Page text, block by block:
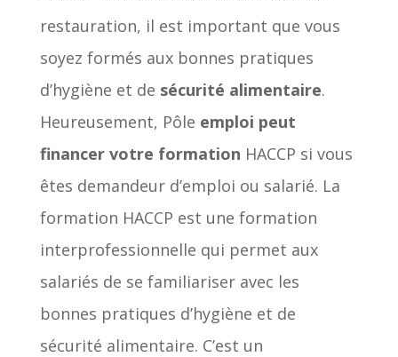
restauration, il est important que vous
soyez formés aux bonnes pratiques
d’hygiène et de sécurité alimentaire.
Heureusement, Pôle emploi peut
financer votre formation HACCP si vous
êtes demandeur d’emploi ou salarié. La
formation HACCP est une formation
interprofessionnelle qui permet aux
salariés de se familiariser avec les
bonnes pratiques d’hygiène et de
sécurité alimentaire. C’est un